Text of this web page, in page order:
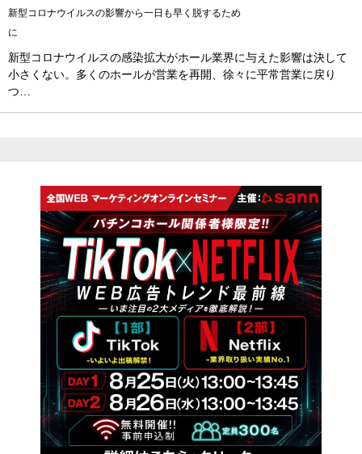
新型コロナウイルスの影響から一日も早く脱するため
に
新型コロナウイルスの感染拡大がホール業界に与えた影響は決して
小さくない。多くのホールが営業を再開、徐々に平常営業に戻り
つ…